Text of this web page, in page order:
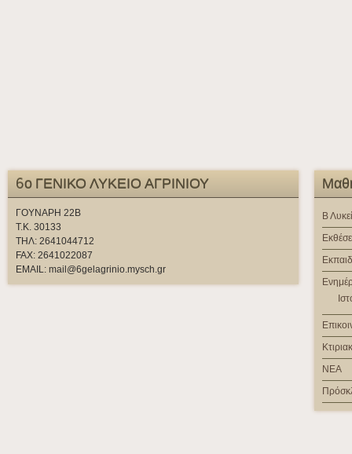
6ο ΓΕΝΙΚΟ ΛΥΚΕΙΟ ΑΓΡΙΝΙΟΥ
ΓΟΥΝΑΡΗ 22Β
Τ.Κ. 30133
ΤΗΛ: 2641044712
FAX: 2641022087
EMAIL: mail@6gelagrinio.mysch.gr
Β
ΝΕΑ